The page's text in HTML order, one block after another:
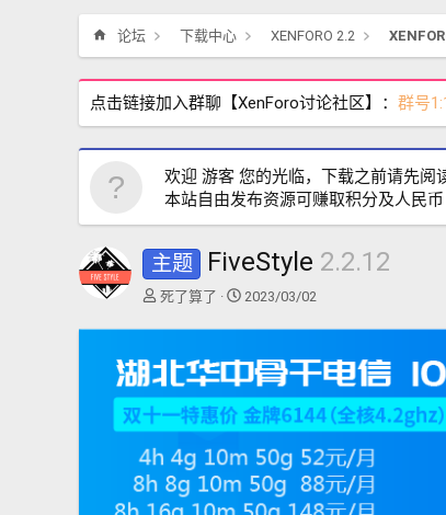
论坛 下载中心 XENFORO 2.2
点击链接加入群聊【XenForo讨论社区】： 群号
欢迎 游客 您的光临，下载之前请先阅
本站自由发布资源可赚取积分及人民
主题 FiveStyle 2.2.12
作
死了算了
创
日
2023/03/02